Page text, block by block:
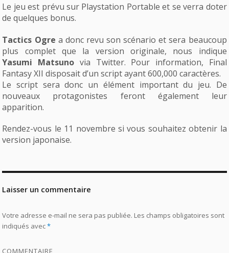
Le jeu est prévu sur Playstation Portable et se verra doter
de quelques bonus.
Tactics Ogre a donc revu son scénario et sera beaucoup
plus complet que la version originale, nous indique
Yasumi Matsuno via Twitter. Pour information, Final
Fantasy XII disposait d’un script ayant 600,000 caractères.
Le script sera donc un élément important du jeu. De
nouveaux protagonistes feront également leur
apparition.
Rendez-vous le 11 novembre si vous souhaitez obtenir la
version japonaise.
Laisser un commentaire
Votre adresse e-mail ne sera pas publiée. Les champs obligatoires sont
indiqués avec*
COMMENTAIRE